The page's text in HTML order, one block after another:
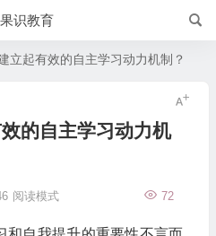
果识教育
立起有效的自主学习动力机制？
的自主学习动力机
72
阅读模式